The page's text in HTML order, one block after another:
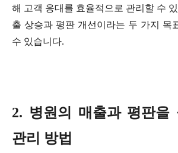
해 고객 응대를 효율적으로 관리할 수
출 상승과 평판 개선이라는 두 가지 목
수 있습니다.
2. 병원의 매출과 평판을
관리 방법